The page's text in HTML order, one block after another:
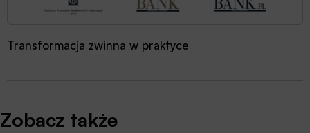
Transformacja zwinna w praktyce
Zobacz także